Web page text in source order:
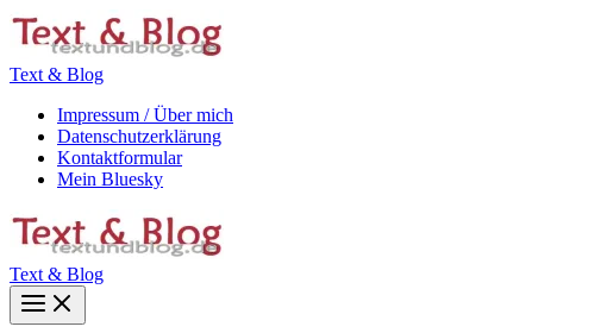
Zum
Inhalt
Text & Blog
Impressum / Über mich
Datenschutzerklärung
Kontaktformular
Mein Bluesky
Text & Blog
Main
Menu